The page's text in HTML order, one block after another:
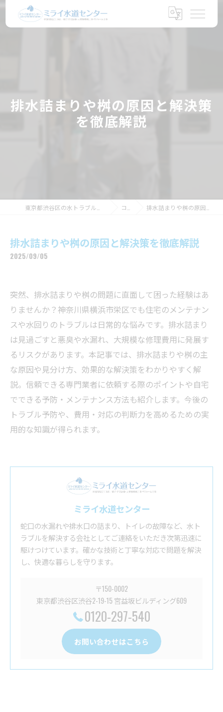
排水詰まりや桝の原因と解決策
を徹底解説
コラム 排水詰まりや桝の原因と解決策を徹底解説
排水詰まりや桝の原因と解決策を徹底解説
2025/09/05
突然、排水詰まりや桝の問題に直面して困った経験はあ
りませんか？神奈川県横浜市栄区でも住宅のメンテナン
スや水回りのトラブルは日常的な悩みです。排水詰まり
は見過ごすと悪臭や水漏れ、大規模な修理費用に発展す
るリスクがあります。本記事では、排水詰まりや桝の主
な原因や見分け方、効果的な解決策をわかりやすく解
説。信頼できる専門業者に依頼する際のポイントや自宅
でできる予防・メンテナンス方法も紹介します。今後の
トラブル予防や、費用・対応の判断力を高めるための実
用的な知識が得られます。
ミライ水道センター
蛇口の水漏れや排水口の詰まり、トイレの故障など、水ト
ラブルを解決する会社としてご連絡をいただき次第迅速に
駆けつけています。確かな技術と丁寧な対応で問題を解決
し、快適な暮らしを守ります。
〒150-0002
東京都渋谷区渋谷2-19-15 宮益坂ビルディング609
0120-297-540
お問い合わせはこちら